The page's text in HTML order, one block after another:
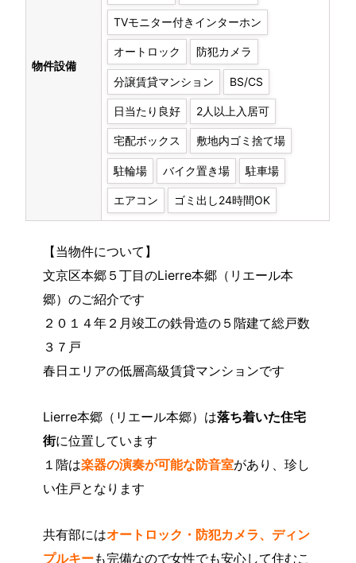
物件設備
TVモニター付きインターホン
オートロック 防犯カメラ
分譲賃貸マンション BS/CS
日当たり良好 2人以上入居可
宅配ボックス 敷地内ゴミ捨て場
駐輪場 バイク置き場 駐車場
エアコン ゴミ出し24時間OK
【当物件について】
文京区本郷５丁目のLierre本郷（リエール本
郷）のご紹介です
２０１４年２月竣工の鉄骨造の５階建て総戸数
３７戸
春日エリアの低層高級賃貸マンションです
Lierre本郷（リエール本郷）は落ち着いた住宅
街に位置しています
１階は楽器の演奏が可能な防音室があり、珍し
い住戸となります
共有部にはオートロック・防犯カメラ、ディン
プルキーも完備なので女性でも安心して住むこ